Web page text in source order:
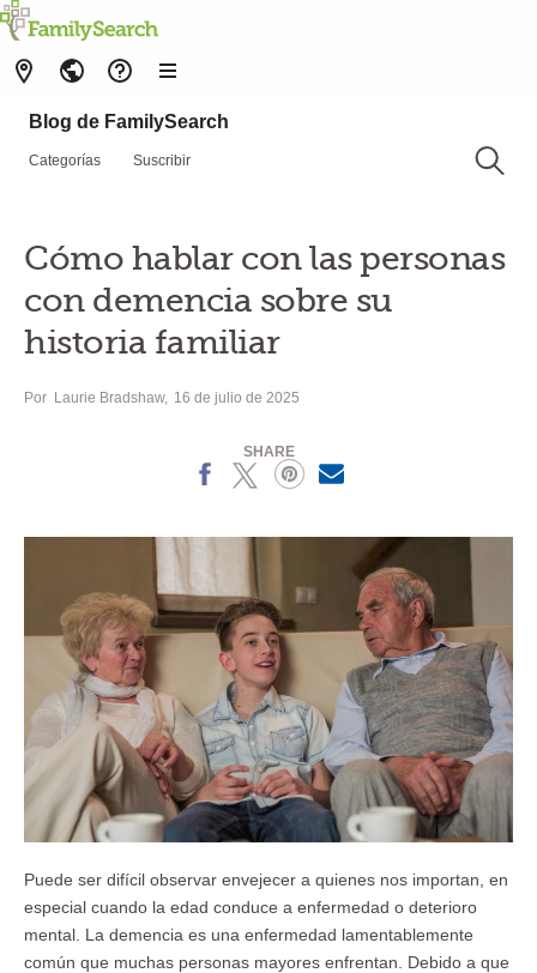
Blog de FamilySearch
Categorías Suscribir
Cómo hablar con las personas
con demencia sobre su
historia familiar
Por Laurie Bradshaw 16 de julio de 2025
SHARE
X
Puede ser difícil observar envejecer a quienes nos importan, en
especial cuando la edad conduce a enfermedad o deterioro
mental. La demencia es una enfermedad lamentablemente
común que muchas personas mayores enfrentan. Debido a que